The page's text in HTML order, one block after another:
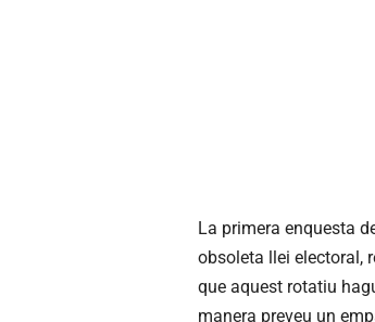
La primera enquesta
obsoleta llei electoral,
que aquest rotatiu
manera preveu un